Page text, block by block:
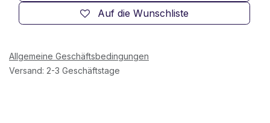
Auf die Wunschliste
Allgemeine Geschäftsbedingungen
Versand: 2-3 Geschäftstage